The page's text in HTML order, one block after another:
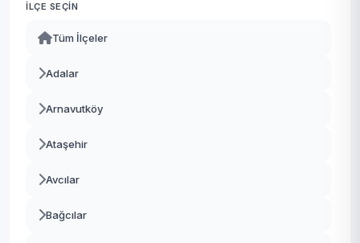
İLÇE SEÇIN
Tüm İlçeler
Adalar
Arnavutköy
Ataşehir
Avcılar
Bağcılar